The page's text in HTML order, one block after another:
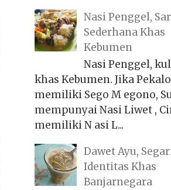
Nasi Penggel,
Sederhana Khas
Kebumen
Nasi Penggel,
khas Kebumen. Jika
memiliki Sego M egono,
mempunyai Nasi Liwet ,
memiliki N asi L...
Dawet Ayu,
Identitas Khas
Banjarnegara